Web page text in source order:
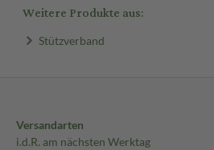
Weitere Produkte aus:
Stützverband
Versandarten
i.d.R. am nächsten Werktag